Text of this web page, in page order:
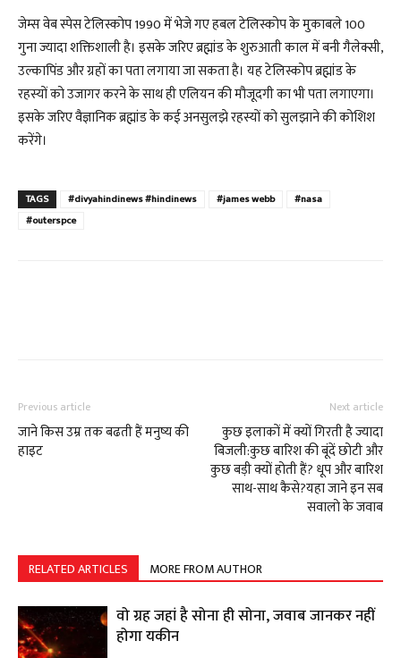
जेम्स वेब स्पेस टेलिस्कोप 1990 में भेजे गए हबल टेलिस्कोप के मुकाबले 100
गुना ज्यादा शक्तिशाली है। इसके जरिए ब्रह्मांड के शुरुआती काल में बनी गैलेक्सी,
उल्कापिंड और ग्रहों का पता लगाया जा सकता है। यह टेलिस्कोप ब्रह्मांड के
रहस्यों को उजागर करने के साथ ही एलियन की मौजूदगी का भी पता लगाएगा।
इसके जरिए वैज्ञानिक ब्रह्मांड के कई अनसुलझे रहस्यों को सुलझाने की कोशिश
करेंगे।
TAGS #divyahindinews #hindinews #james webb
#nasa
#outerspce
Previous article
जाने किस उम्र तक बढती हैं मनुष्य की
हाइट
Next article
कुछ इलाकों में क्यों गिरती है ज्यादा
बिजली:कुछ बारिश की बूंदें छोटी और
कुछ बड़ी क्यों होती हैं? धूप और बारिश
साथ-साथ कैसे?यहा जाने इन सब
सवालो के जवाब
RELATED ARTICLES MORE FROM AUTHOR
वो ग्रह जहां है सोना ही सोना, जवाब जानकर नहीं
होगा यकीन